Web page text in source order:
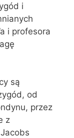
i
i profesora
są
od
przez
z